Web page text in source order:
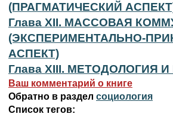
(ПРАГМАТИЧЕСКИЙ
Глава XII. МАССОВАЯ
(ЭКСПЕРИМЕНТАЛЬНО-
АСПЕКТ)
Глава XIII. МЕТОДОЛОГИЯ
Ваш комментарий о книге
Обратно в раздел социология
Список тегов: